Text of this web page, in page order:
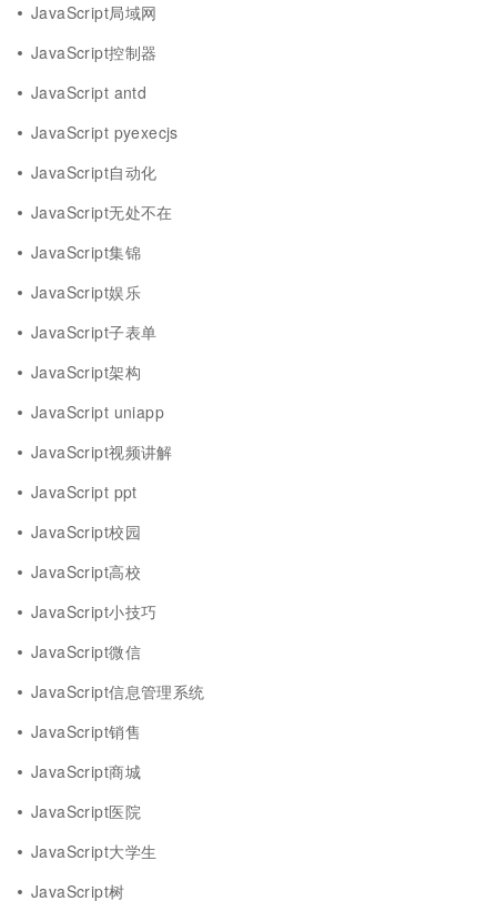
JavaScript局域网
JavaScript控制器
JavaScript antd
JavaScript pyexecjs
JavaScript自动化
JavaScript无处不在
JavaScript集锦
JavaScript娱乐
JavaScript子表单
JavaScript架构
JavaScript uniapp
JavaScript视频讲解
JavaScript ppt
JavaScript校园
JavaScript高校
JavaScript小技巧
JavaScript微信
JavaScript信息管理系统
JavaScript销售
JavaScript商城
JavaScript医院
JavaScript大学生
JavaScript树